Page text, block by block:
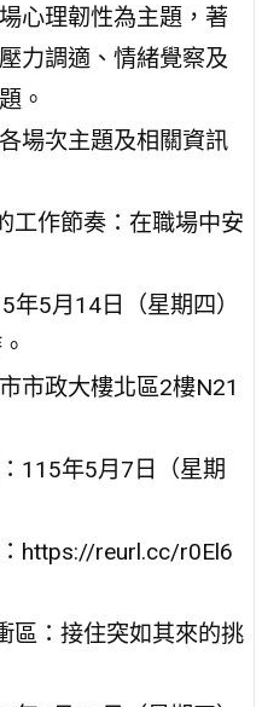
心理韌性為主題，著
力調適、情緒覺察及
。
場次主題及相關資訊
工作節奏：在職場中安
年5月14日（星期四）
市政大樓北區2樓N21
115年5月7日（星期
https://reurl.cc/r0El6
區：接住突如其來的挑